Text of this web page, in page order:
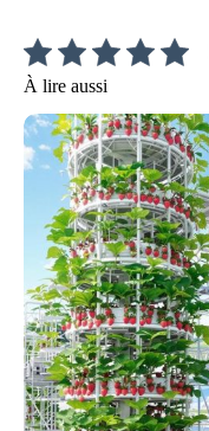
À lire aussi